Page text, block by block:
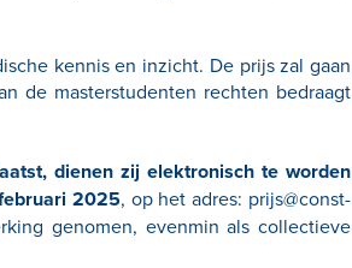
kennis en inzicht. De prijs zal gaan
de masterstudenten rechten bedraagt
dienen zij elektronisch te worden
2025, op het adres: prijs@const-
genomen, evenmin als collectieve